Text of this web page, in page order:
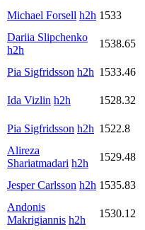
Michael Forsell h2h 1533
Dariia Slipchenko
h2h
1538.65
Pia Sigfridsson h2h 1533.46
Ida Vizlin h2h
1528.32
Pia Sigfridsson h2h 1522.8
Alireza
Shariatmadari h2h
1529.48
Jesper Carlsson h2h 1535.83
Andonis
Makrigiannis h2h
1530.12